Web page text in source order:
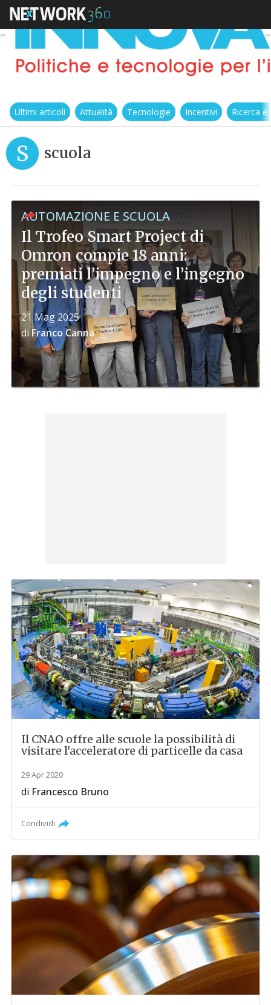
Ultimi articoli Attualità Tecnologie Incentivi Ricerca
S scuola
AUTOMAZIONE E SCUOLA
Il Trofeo Smart Project di
Omron compie 18 anni:
premiati l’impegno e l’ingegno
degli studenti
21 Mag 2025
diFranco Canna
Il CNAO offre alle scuole la possibilità di
visitare l'acceleratore di particelle da casa
29 Apr 2020
di Francesco Bruno
Condividi